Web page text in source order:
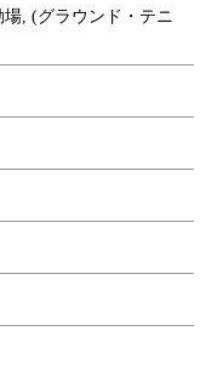
場, (グラウンド・テニ